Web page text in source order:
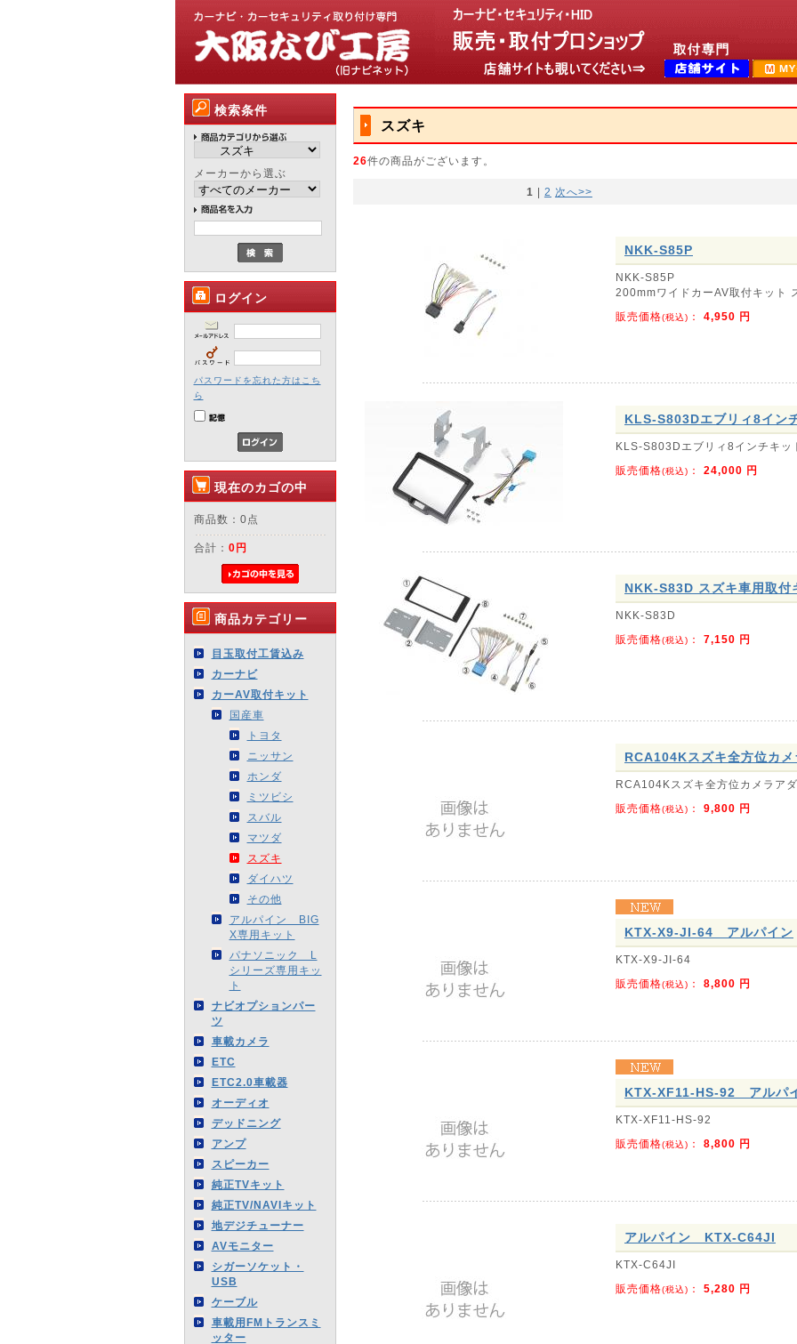
検索条件
メーカーから選ぶ
ログイン
パスワードを忘れた方はこち
ら
現在のカゴの中
商品数：0点
合計： 0円
商品カテゴリー
目玉取付工賃込み
カーナビ
カーAV取付キット
国産車
トヨタ
ニッサン
ホンダ
ミツビシ
スバル
マツダ
スズキ
ダイハツ
その他
アルパイン BIG
X専用キット
パナソニック L
シリーズ専用キッ
ト
ナビオプションパー
ツ
車載カメラ
ETC
ETC2.0車載器
オーディオ
デッドニング
アンプ
スピーカー
純正TVキット
純正TV/NAVIキット
地デジチューナー
AVモニター
シガーソケット・
USB
ケーブル
車載用FMトランスミ
ッター
スズキ
26件の商品がございます。
1 | 2 次へ>>
NKK-S85P
NKK-S85P
200mmワイドカーAV取付キット
販売価格(税込) ： 4,950 円
KLS-S803Dエブリィ8イン
KLS-S803Dエブリィ8インチキッ
販売価格(税込) ： 24,000 円
NKK-S83D スズキ車用取付
NKK-S83D
販売価格(税込) ： 7,150 円
RCA104Kスズキ全方位カ
RCA104Kスズキ全方位カメラア
販売価格(税込) ： 9,800 円
KTX-X9-JI-64 アルパイン
KTX-X9-JI-64
販売価格(税込) ： 8,800 円
KTX-XF11-HS-92 アルパ
KTX-XF11-HS-92
販売価格(税込) ： 8,800 円
アルパイン KTX-C64JI
KTX-C64JI
販売価格(税込) ： 5,280 円